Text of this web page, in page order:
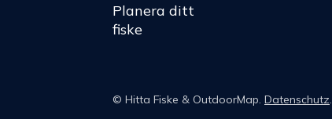
Planera ditt
fiske
© Hitta Fiske & OutdoorMap. Datenschutz.